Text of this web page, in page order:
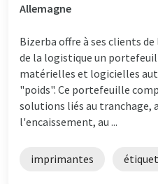
Allemagne
Bizerba offre à ses clients
de la logistique un
matérielles et logicielles
"poids". Ce portefeuille
solutions liés au tranchage,
l'encaissement, au ...
imprimantes